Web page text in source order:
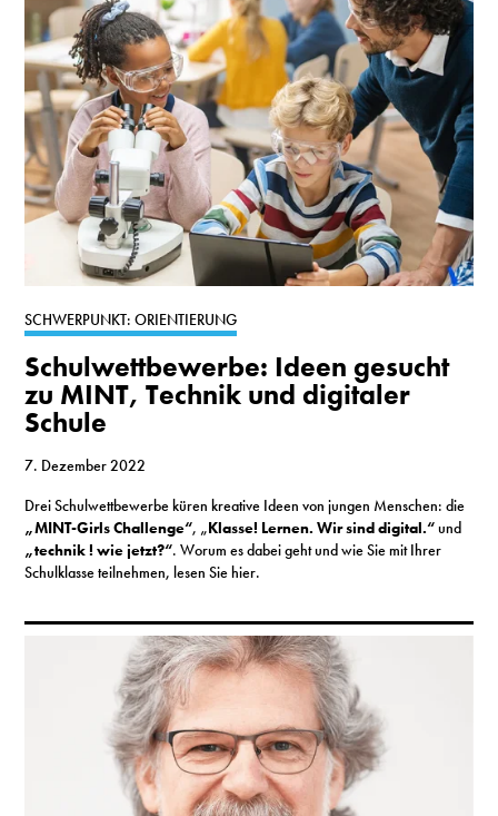
SCHWERPUNKT: ORIENTIERUNG
Schulwettbewerbe: Ideen gesucht
zu MINT, Technik und digitaler
Schule
7. Dezember 2022
Drei Schulwettbewerbe küren kreative Ideen von jungen Menschen: die
„MINT-Girls Challenge“, „Klasse! Lernen. Wir sind digital.“und
„technik ! wie jetzt?“. Worum es dabei geht und wie Sie mit Ihrer
Schulklasse teilnehmen, lesen Sie hier.